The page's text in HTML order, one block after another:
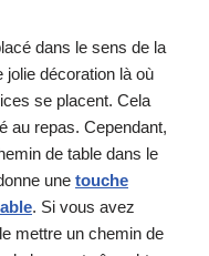
dans le sens de la
jolie décoration là où
se placent. Cela
au repas. Cependant,
de table dans le
une touche
. Si vous avez
mettre un chemin de